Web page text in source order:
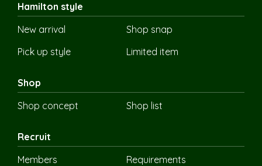
Hamilton style
New arrival
Shop snap
Pick up style
Limited item
Shop
Shop concept
Shop list
Recruit
Members
Requirements